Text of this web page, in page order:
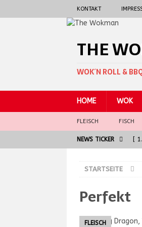
KONTAKT
THE
WOK´N ROLL &
HOME WOK
FLEISCH FISCH
NEWS TICKER [
[
STARTSEITE
Perfekt
FLEISCH